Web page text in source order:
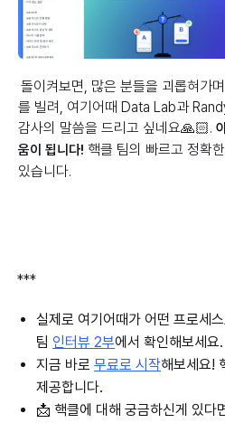
돌이켜보면, 많은 분들을 괴롭혀가
를 빌려, 여기어때 Data Lab과
감사의 말씀을 드리고 싶네요🙏🏻.
움이 됩니다! 핵클 팀의 빠르고 정확
있습니다.
***
실제로 여기어때가 어떤 프로세
팀 인터뷰 2부에서 확인해보세요.
지금 바로 무료로 시작해보세요!
제공합니다.
📩 핵클에 대해 궁금하신게 있다